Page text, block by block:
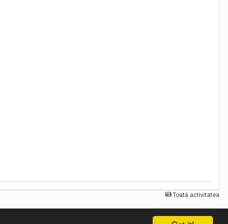
spre locurile unde trebuia sa ajung si care pentru care
nu merita sa fie ajutati, indiferenta si nepasarea in viata
Toată activitatea